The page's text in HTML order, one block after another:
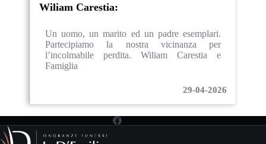
Wiliam Carestia:
Un uomo, un marito ed un padre esemplari.
Partecipiamo la nostra vicinanza per
l’incolmabile perdita. Wiliam Carestia e
Famiglia
29-04-2026